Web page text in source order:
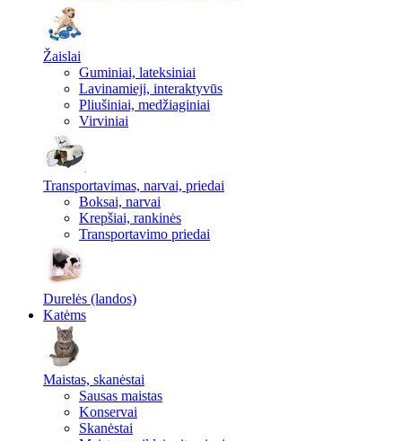
Žaislai
Guminiai, lateksiniai
Lavinamieji, interaktyvūs
Pliušiniai, medžiaginiai
Virviniai
Transportavimas, narvai, priedai
Boksai, narvai
Krepšiai, rankinės
Transportavimo priedai
Durelės (landos)
Katėms
Maistas, skanėstai
Sausas maistas
Konservai
Skanėstai